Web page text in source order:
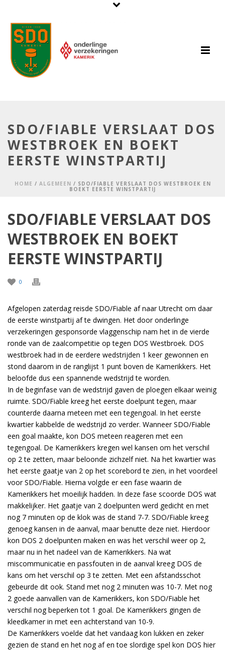
SDO/FIABLE VERSLAAT DOS
WESTBROEK EN BOEKT
EERSTE WINSTPARTIJ
HOME / ALGEMEEN / SDO/FIABLE VERSLAAT DOS WESTBROEK EN
BOEKT EERSTE WINSTPARTIJ
SDO/FIABLE VERSLAAT DOS
WESTBROEK EN BOEKT
EERSTE WINSTPARTIJ
0
Afgelopen zaterdag reisde SDO/Fiable af naar Utrecht om daar
de eerste winstpartij af te dwingen. Het door onderlinge
verzekeringen gesponsorde vlaggenschip nam het in de vierde
ronde van de zaalcompetitie op tegen DOS Westbroek. DOS
westbroek had in de eerdere wedstrijden 1 keer gewonnen en
stond daarom in de ranglijst 1 punt boven de Kamerikkers. Het
beloofde dus een spannende wedstrijd te worden.
In de beginfase van de wedstrijd gaven de ploegen elkaar weinig
ruimte. SDO/Fiable kreeg het eerste doelpunt tegen, maar
counterde daarna meteen met een tegengoal. In het eerste
kwartier kabbelde de wedstrijd zo verder. Wanneer SDO/Fiable
een goal maakte, kon DOS meteen reageren met een
tegengoal. De Kamerikkers kregen wel kansen om het verschil
op 2 te zetten, maar beloonde zichzelf niet. Na het kwartier was
het eerste gaatje van 2 op het scorebord te zien, in het voordeel
voor SDO/Fiable. Hierna volgde er een fase waarin de
Kamerikkers het moeilijk hadden. In deze fase scoorde DOS wat
makkelijker. Het gaatje van 2 doelpunten werd gedicht en met
nog 7 minuten op de klok was de stand 7-7. SDO/Fiable kreeg
genoeg kansen in de aanval, maar benutte deze niet. Hierdoor
kon DOS 2 doelpunten maken en was het verschil weer op 2,
maar nu in het nadeel van de Kamerikkers. Na wat
miscommunicatie en passfouten in de aanval kreeg DOS de
kans om het verschil op 3 te zetten. Met een afstandsschot
gebeurde dit ook. Stand met nog 2 minuten was 10-7. Met nog
2 goede aanvallen van de Kamerikkers, kon SDO/Fiable het
verschil nog beperken tot 1 goal. De Kamerikkers gingen de
kleedkamer in met een achterstand van 10-9.
De Kamerikkers voelde dat het vandaag kon lukken en zeker
gezien de stand en het nog af en toe slordige spel kon DOS hier